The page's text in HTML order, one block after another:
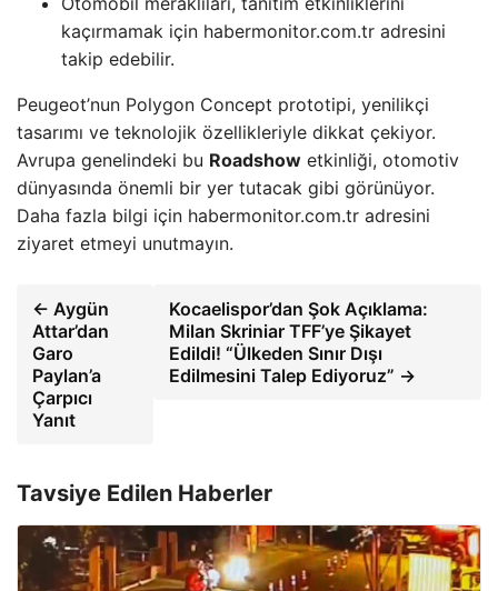
kaçırmamak için habermonitor.com.tr adresini
takip edebilir.
Peugeot’nun Polygon Concept prototipi, yenilikçi
tasarımı ve teknolojik özellikleriyle dikkat çekiyor.
Avrupa genelindeki bu Roadshow etkinliği, otomotiv
dünyasında önemli bir yer tutacak gibi görünüyor.
Daha fazla bilgi için habermonitor.com.tr adresini
ziyaret etmeyi unutmayın.
← Aygün
Attar’dan
Garo
Paylan’a
Çarpıcı
Yanıt
Kocaelispor’dan Şok Açıklama:
Milan Skriniar TFF’ye Şikayet
Edildi! “Ülkeden Sınır Dışı
Edilmesini Talep Ediyoruz” →
Tavsiye Edilen Haberler